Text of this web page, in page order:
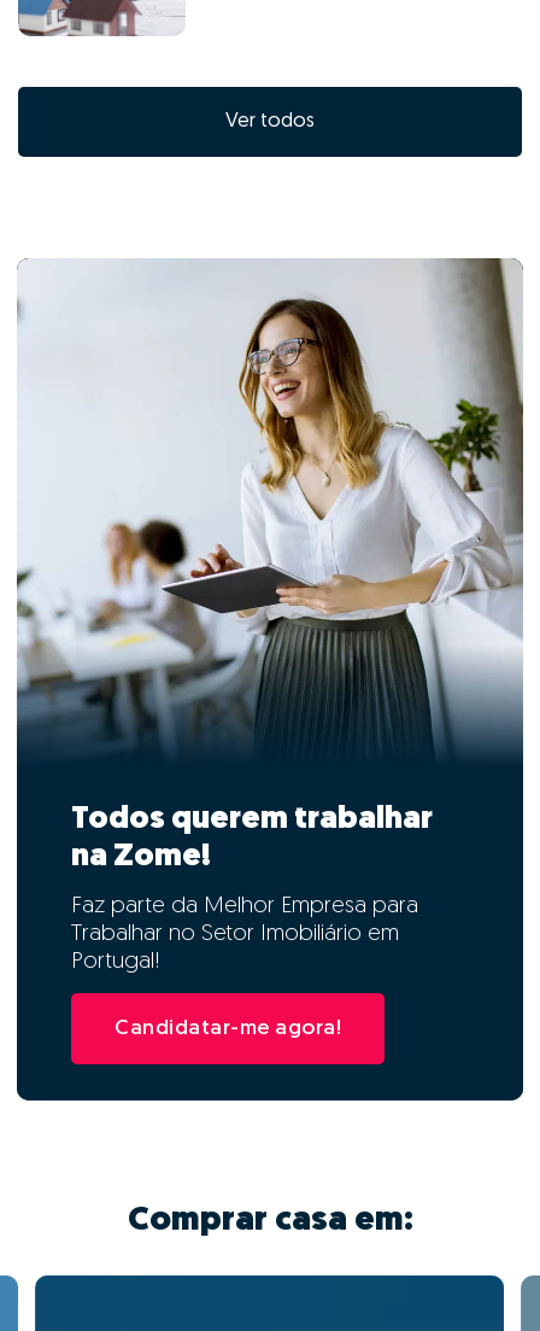
Ver todos
Todos querem trabalhar
na Zome!
Faz parte da Melhor Empresa para
Trabalhar no Setor Imobiliário em
Portugal!
Candidatar-me agora!
Comprar casa em: